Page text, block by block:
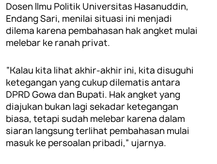
Dosen Ilmu Politik Universitas Hasanuddin,
Endang Sari, menilai situasi ini menjadi
dilema karena pembahasan hak angket mulai
melebar ke ranah privat.
“Kalau kita lihat akhir-akhir ini, kita disuguhi
ketegangan yang cukup dilematis antara
DPRD Gowa dan Bupati. Hak angket yang
diajukan bukan lagi sekadar ketegangan
biasa, tetapi sudah melebar karena dalam
siaran langsung terlihat pembahasan mulai
masuk ke persoalan pribadi,” ujarnya.